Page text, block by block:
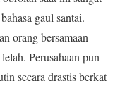
gaul santai.
orang bersamaan
Perusahaan pun
secara drastis berkat